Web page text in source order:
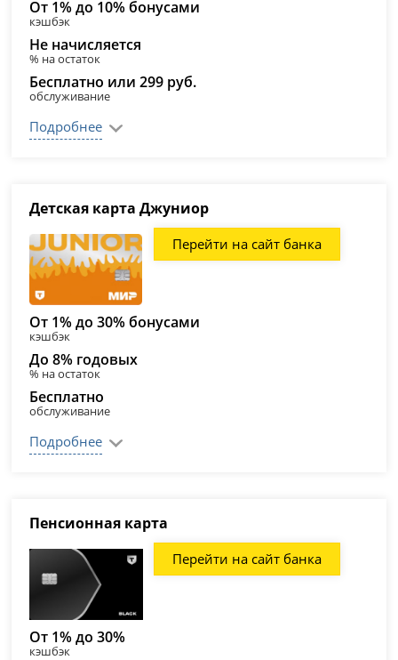
От 1% до 10% бонусами
кэшбэк
Не начисляется
% на остаток
Бесплатно или 299 руб.
обслуживание
Подробнее
Детская карта Джуниор
Перейти на сайт банка
От 1% до 30% бонусами
кэшбэк
До 8% годовых
% на остаток
Бесплатно
обслуживание
Подробнее
Пенсионная карта
Перейти на сайт банка
От 1% до 30%
кэшбэк